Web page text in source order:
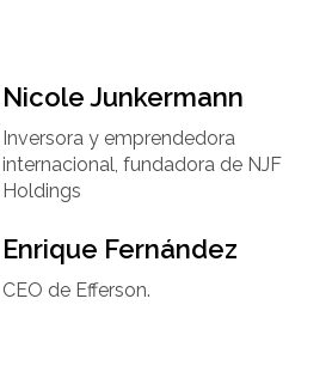
Nicole Junkermann​
Inversora y emprendedora
internacional, fundadora de NJF
Holdings
Enrique Fernández
CEO de Efferson.